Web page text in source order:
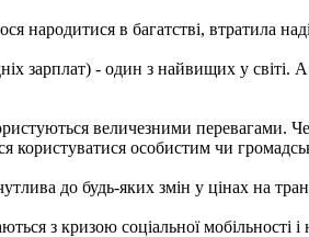
народитися в багатстві, втратила
зарплат) - один з найвищих у світі.
величезними перевагами.
користуватися особистим чи
до будь-яких змін у цінах на
з кризою соціальної мобільності